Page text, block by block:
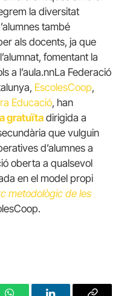
la diversitat
també
als docents, ja que
fomentant la
a l’aula.nnLa Federació
EscolesCoop,
Educació, han
gratuïta dirigida a
que vulguin
d’alumnes a
oberta a qualsevol
en el model propi
metodològic de les